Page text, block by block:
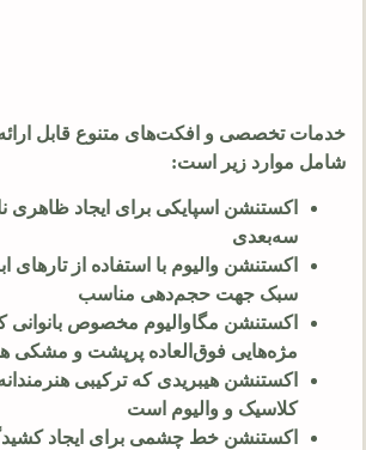
خدمات تخصصی و افکت‌های متنوع قابل ارائه
شامل موارد زیر است:
اکستنشن اسپایکی برای ایجاد ظاهری
سه‌بعدی
اکستنشن والیوم با استفاده از تارهای
سبک جهت حجم‌دهی مناسب
اکستنشن مگاوالیوم مخصوص بانوانی
مژه‌هایی فوق‌العاده پرپشت و مشکی
اکستنشن هیبریدی که ترکیبی
کلاسیک و والیوم است
اکستنشن خط چشمی برای ایجاد